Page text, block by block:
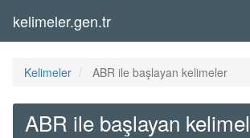
kelimeler.gen.tr
Kelimeler ABR ile başlayan kelimeler
ABR ile başlayan